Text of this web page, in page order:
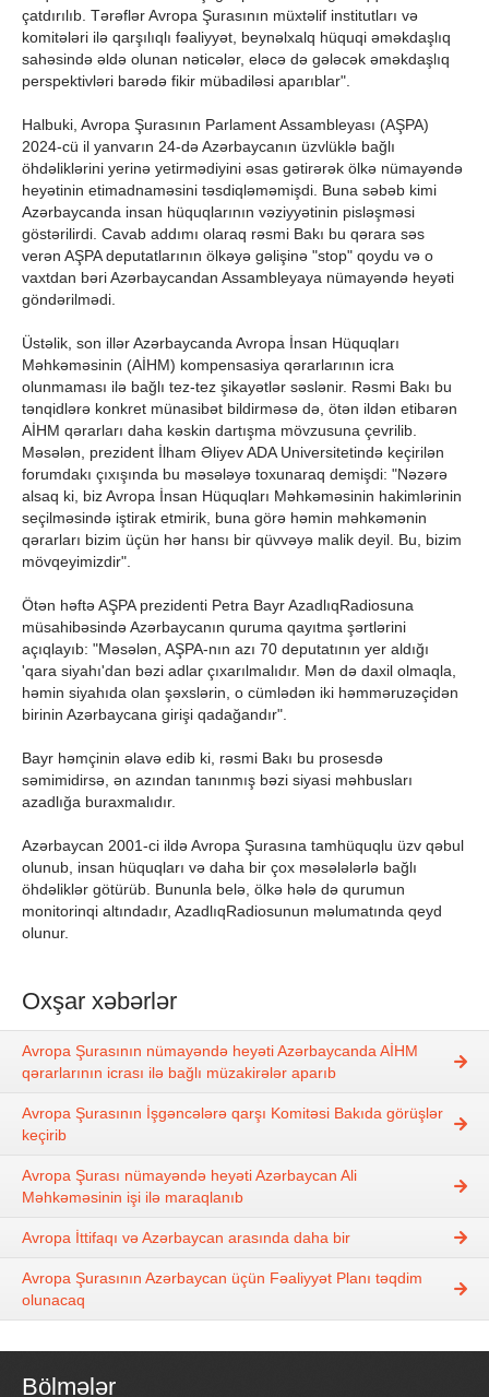
çatdırılıb. Tərəflər Avropa Şurasının müxtəlif institutları və
komitələri ilə qarşılıqlı fəaliyyət, beynəlxalq hüquqi əməkdaşlıq
sahəsində əldə olunan nəticələr, eləcə də gələcək əməkdaşlıq
perspektivləri barədə fikir mübadiləsi aparıblar".
Halbuki, Avropa Şurasının Parlament Assambleyası (AŞPA)
2024-cü il yanvarın 24-də Azərbaycanın üzvlüklə bağlı
öhdəliklərini yerinə yetirmədiyini əsas gətirərək ölkə nümayəndə
heyətinin etimadnaməsini təsdiqləməmişdi. Buna səbəb kimi
Azərbaycanda insan hüquqlarının vəziyyətinin pisləşməsi
göstərilirdi. Cavab addımı olaraq rəsmi Bakı bu qərara səs
verən AŞPA deputatlarının ölkəyə gəlişinə "stop" qoydu və o
vaxtdan bəri Azərbaycandan Assambleyaya nümayəndə heyəti
göndərilmədi.
Üstəlik, son illər Azərbaycanda Avropa İnsan Hüquqları
Məhkəməsinin (AİHM) kompensasiya qərarlarının icra
olunmaması ilə bağlı tez-tez şikayətlər səslənir. Rəsmi Bakı bu
tənqidlərə konkret münasibət bildirməsə də, ötən ildən etibarən
AİHM qərarları daha kəskin dartışma mövzusuna çevrilib.
Məsələn, prezident İlham Əliyev ADA Universitetində keçirilən
forumdakı çıxışında bu məsələyə toxunaraq demişdi: "Nəzərə
alsaq ki, biz Avropa İnsan Hüquqları Məhkəməsinin hakimlərinin
seçilməsində iştirak etmirik, buna görə həmin məhkəmənin
qərarları bizim üçün hər hansı bir qüvvəyə malik deyil. Bu, bizim
mövqeyimizdir".
Ötən həftə AŞPA prezidenti Petra Bayr AzadlıqRadiosuna
müsahibəsində Azərbaycanın quruma qayıtma şərtlərini
açıqlayıb: "Məsələn, AŞPA-nın azı 70 deputatının yer aldığı
'qara siyahı'dan bəzi adlar çıxarılmalıdır. Mən də daxil olmaqla,
həmin siyahıda olan şəxslərin, o cümlədən iki həmməruzəçidən
birinin Azərbaycana girişi qadağandır".
Bayr həmçinin əlavə edib ki, rəsmi Bakı bu prosesdə
səmimidirsə, ən azından tanınmış bəzi siyasi məhbusları
azadlığa buraxmalıdır.
Azərbaycan 2001-ci ildə Avropa Şurasına tamhüquqlu üzv qəbul
olunub, insan hüquqları və daha bir çox məsələlərlə bağlı
öhdəliklər götürüb. Bununla belə, ölkə hələ də qurumun
monitorinqi altındadır, AzadlıqRadiosunun məlumatında qeyd
olunur.
Oxşar xəbərlər
Avropa Şurasının nümayəndə heyəti Azərbaycanda AİHM
qərarlarının icrası ilə bağlı müzakirələr aparıb
Avropa Şurasının İşgəncələrə qarşı Komitəsi Bakıda görüşlər
keçirib
Avropa Şurası nümayəndə heyəti Azərbaycan Ali
Məhkəməsinin işi ilə maraqlanıb
Avropa İttifaqı və Azərbaycan arasında daha bir
Avropa Şurasının Azərbaycan üçün Fəaliyyət Planı təqdim
olunacaq
Bölmələr